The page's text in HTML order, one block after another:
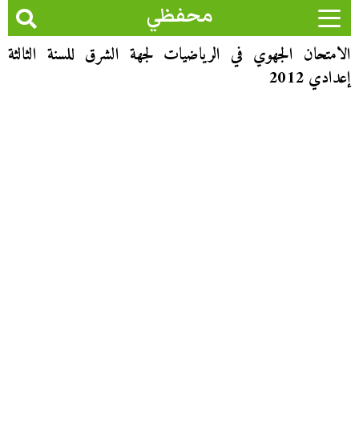
محفظي
الامتحان الجهوي في الرياضيات لجهة الشرق للسنة الثالثة
إعدادي 2012